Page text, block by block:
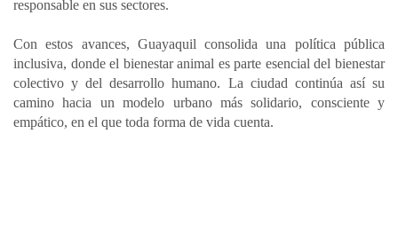
responsable en sus sectores.
Con estos avances, Guayaquil consolida una política pública
inclusiva, donde el bienestar animal es parte esencial del bienestar
colectivo y del desarrollo humano. La ciudad continúa así su
camino hacia un modelo urbano más solidario, consciente y
empático, en el que toda forma de vida cuenta.